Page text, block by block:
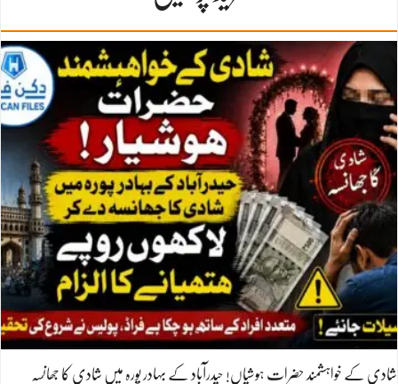
شادی کے خواہشمند حضرات ہوشیاں! حیدرآباد کے بہادر پورہ میں شادی کا جھانسہ